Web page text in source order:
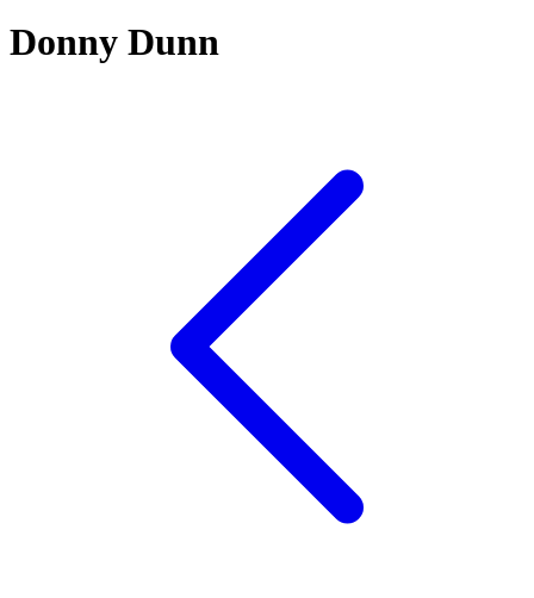
Donny Dunn